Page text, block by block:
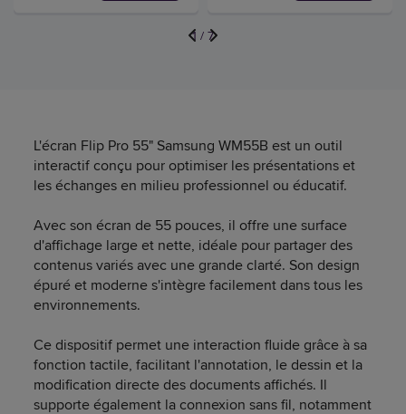
1 / 7
L'écran Flip Pro 55" Samsung WM55B est un outil
interactif conçu pour optimiser les présentations et
les échanges en milieu professionnel ou éducatif.
Avec son écran de 55 pouces, il offre une surface
d'affichage large et nette, idéale pour partager des
contenus variés avec une grande clarté. Son design
épuré et moderne s'intègre facilement dans tous les
environnements.
Ce dispositif permet une interaction fluide grâce à sa
fonction tactile, facilitant l'annotation, le dessin et la
modification directe des documents affichés. Il
supporte également la connexion sans fil, notamment